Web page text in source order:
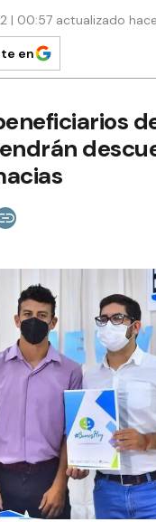
| 00:57 actualizado
en